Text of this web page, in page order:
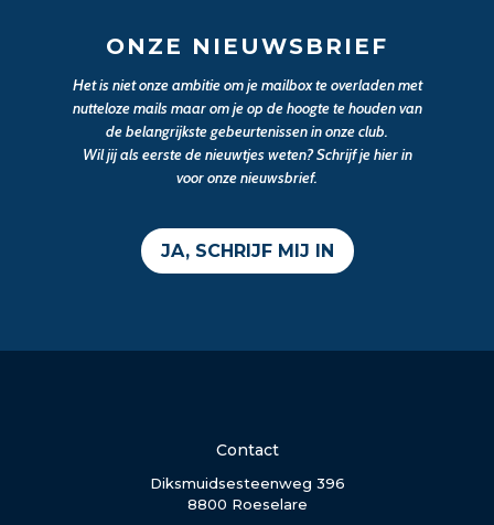
ONZE NIEUWSBRIEF
Het is niet onze ambitie om je mailbox te overladen met
nutteloze mails maar om je op de hoogte te houden van
de belangrijkste gebeurtenissen in onze club.
Wil jij als eerste de nieuwtjes weten? Schrijf je hier in
voor onze nieuwsbrief.
JA, SCHRIJF MIJ IN
Contact
Diksmuidsesteenweg 396
8800 Roeselare